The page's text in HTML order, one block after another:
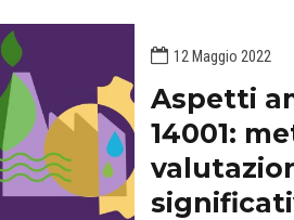
12 Maggio 2022
Aspetti
14001: